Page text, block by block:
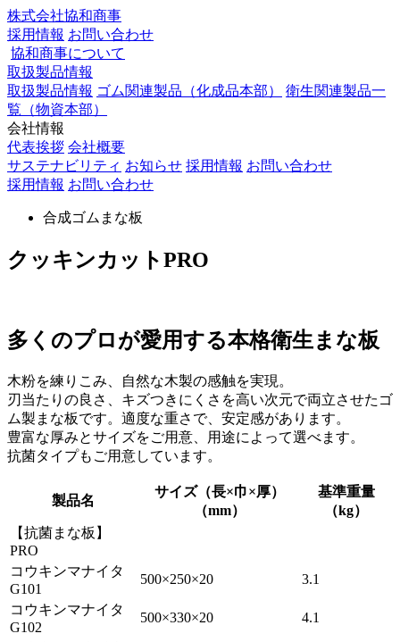
株式会社協和商事
採用情報 お問い合わせ
協和商事について
取扱製品情報
取扱製品情報 ゴム関連製品（化成品本部）
衛生関連製品一
覧（物資本部）
会社情報
代表挨拶 会社概要
サステナビリティ お知らせ 採用情報 お問い合わせ
採用情報 お問い合わせ
合成ゴムまな板
クッキンカットPRO
多くのプロが愛用する本格衛生まな板
木粉を練りこみ、自然な木製の感触を実現。
刃当たりの良さ、キズつきにくさを高い次元で両立させたゴ
ム製まな板です。適度な重さで、安定感があります。
豊富な厚みとサイズをご用意、用途によって選べます。
抗菌タイプもご用意しています。
製品名
サイズ（長×巾×厚）
（mm）
基準重量
（kg）
【抗菌まな板】
PRO
コウキンマナイタ
G101
500×250×20
3.1
コウキンマナイタ
G102
500×330×20
4.1